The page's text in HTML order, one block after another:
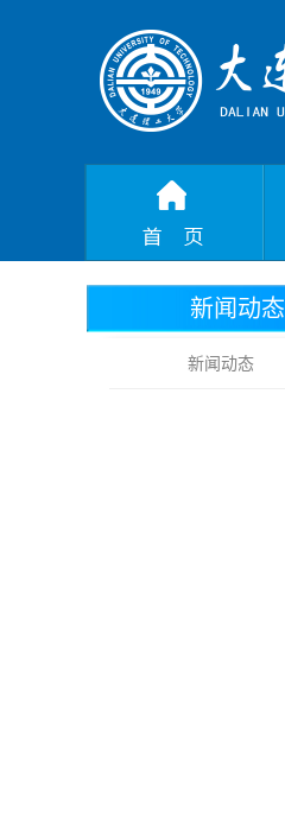
新闻动态
新闻动态